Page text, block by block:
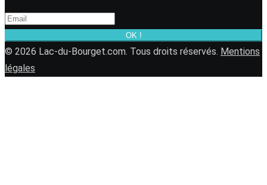
OK !
© 2026 Lac-du-Bourget.com. Tous droits réservés. Mentions
légales